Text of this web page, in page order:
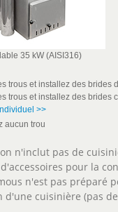
35 kW (AISI316)
trous et installez des brides
trous et installez des brides
>>
aucun trou
n'inclut pas de
pour la
n'est pas préparé
d'une cuisinière (pas